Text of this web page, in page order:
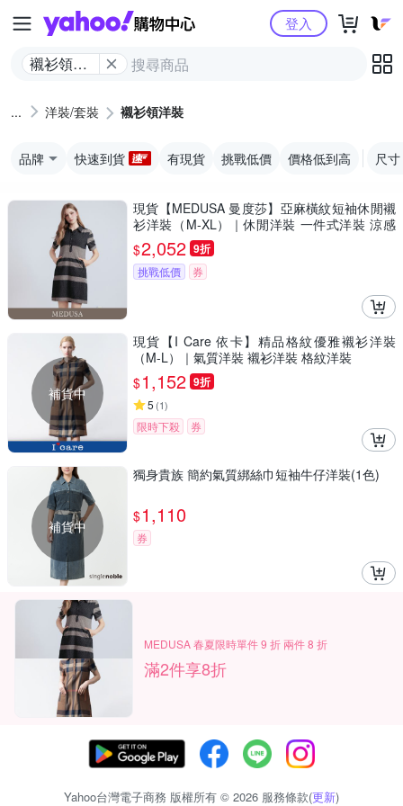
Yahoo購物中心
襯衫領洋
登入
洋裝/套裝 襯衫領洋裝
品牌 快速到貨 有現貨 挑戰低價 價格低到高 尺寸
現貨【MEDUSA 曼度莎】亞麻橫紋短袖休閒襯
衫洋裝（M-XL）｜休閒洋裝 一件式洋裝 涼感
透氣亞麻
$2,052 9折
挑戰低價 券
補貨中
現貨【I Care 依卡】精品格紋優雅襯衫洋裝
（M-L）｜氣質洋裝 襯衫洋裝 格紋洋裝
$1,152 9折
5 (1)
限時下殺 券
補貨中
獨身貴族 簡約氣質綁絲巾短袖牛仔洋裝(1色)
$1,110
券
MEDUSA 春夏限時單件 9 折 兩件 8 折
滿2件享8折
Yahoo台灣電子商務 版權所有 © 2026 服務條款(更新)